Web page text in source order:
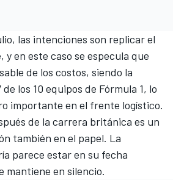
las intenciones son replicar el
y en este caso se especula que
de los costos, siendo la
los 10 equipos de Fórmula 1, lo
importante en el frente logístico.
de la carrera británica es un
también en el papel. La
parece estar en su fecha
mantiene en silencio.